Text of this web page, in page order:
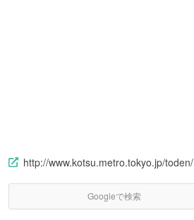
http://www.kotsu.metro.tokyo.jp/toden/
Googleで検索